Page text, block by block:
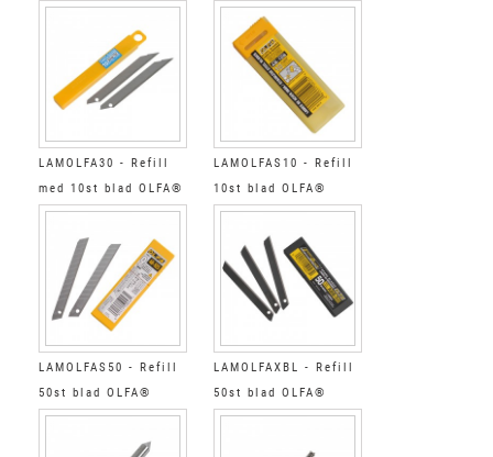
CUTOLFA25
LAMOLFA30 - Refill
med 10st blad OLFA®
LAMOLFAS10 - Refill
10st blad OLFA®
LAMOLFAS50 - Refill
50st blad OLFA®
LAMOLFAXBL - Refill
50st blad OLFA®